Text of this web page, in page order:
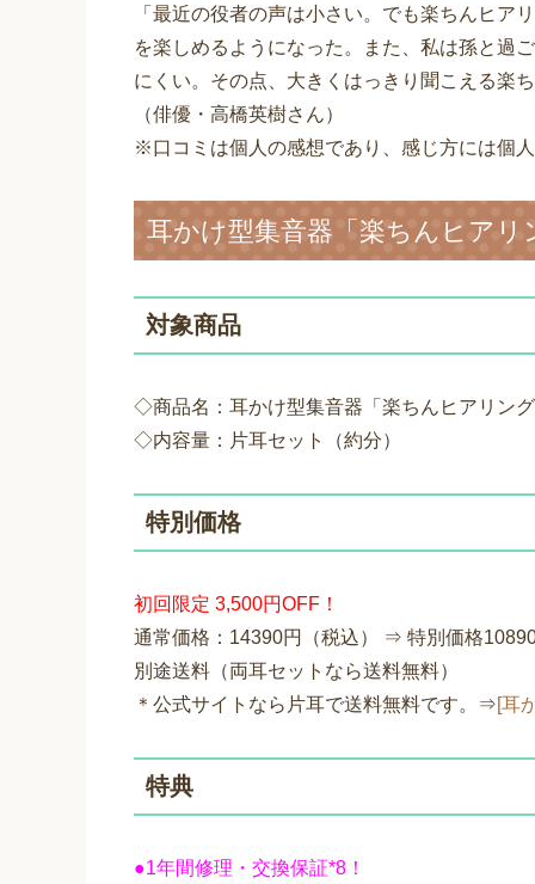
「最近の役者の声は小さい。でも楽ちんヒア
を楽しめるようになった。また、私は孫と過
にくい。その点、大きくはっきり聞こえる楽
（俳優・高橋英樹さん）
※口コミは個人の感想であり、感じ方には個
耳かけ型集音器「楽ちんヒア
対象商品
◇商品名：耳かけ型集音器「楽ちんヒアリン
◇内容量：片耳セット（約分）
特別価格
初回限定 3,500円OFF！
通常価格：14390円（税込） ⇒ 特別価格
別途送料（両耳セットなら送料無料）
＊公式サイトなら片耳で送料無料です。⇒[耳
特典
●1年間修理・交換保証*8！